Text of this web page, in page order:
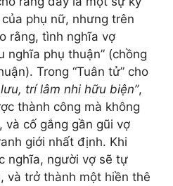
phụ nữ, nhưng trên
rằng, tình nghĩa vợ
nghĩa phụ thuận” (chồng
Trong “Tuân tử” cho
trí lâm nhi hữu biện”,
thành công mà không
và cố gắng gần gũi vợ
giới nhất định. Khi
nghĩa, người vợ sẽ tự
và trở thành một hiền thê